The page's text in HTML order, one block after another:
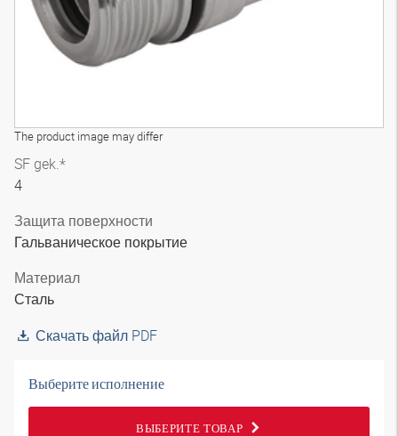
The product image may differ
SF gek.*
4
Защита поверхности
Гальваническое покрытие
Материал
Сталь
Скачать файл PDF
Выберите исполнение
ВЫБЕРИТЕ ТОВАР